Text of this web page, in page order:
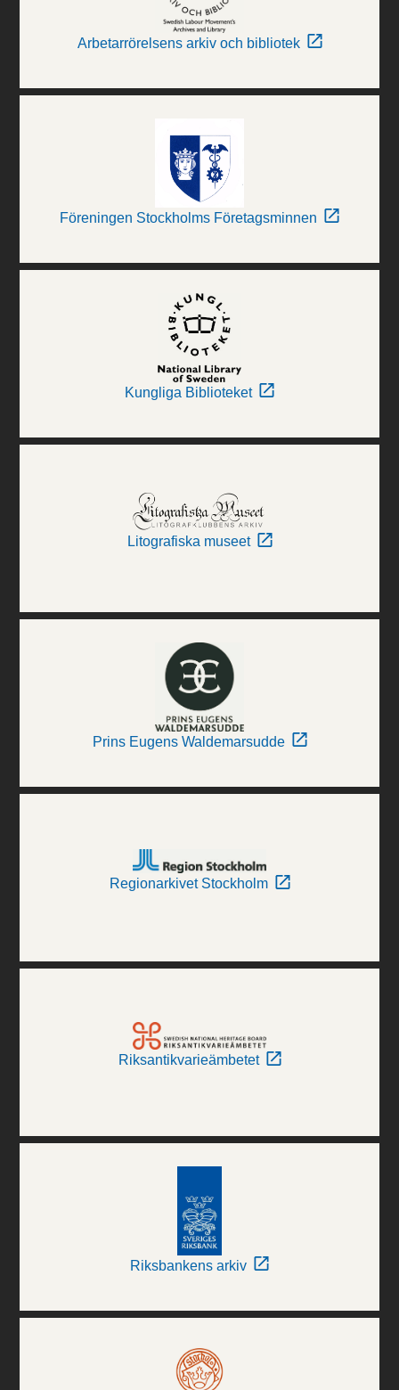
Arbetarrörelsens arkiv och bibliotek
Föreningen Stockholms Företagsminnen
Kungliga Biblioteket
Litografiska museet
Prins Eugens Waldemarsudde
Regionarkivet Stockholm
Riksantikvarieämbetet
Riksbankens arkiv